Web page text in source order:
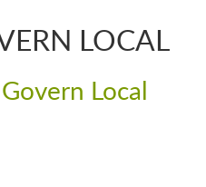
LOCAL
Local